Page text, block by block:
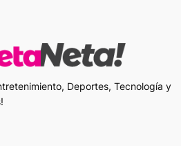
Deportes, Tecnología y